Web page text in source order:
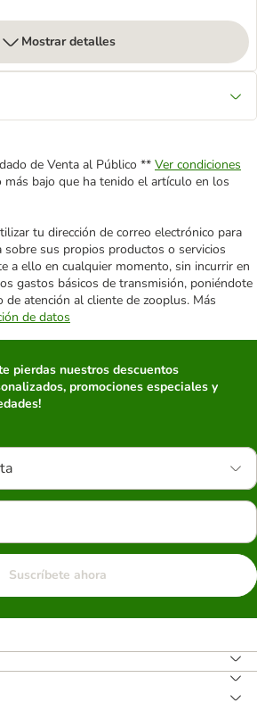
Mostrar detalles
de Venta al Público ** Ver condiciones
bajo que ha tenido el artículo en los
tu dirección de correo electrónico para
sobre sus propios productos o servicios
a ello en cualquier momento, sin incurrir en
gastos básicos de transmisión, poniéndote
de atención al cliente de zooplus. Más
de datos
pierdas nuestros descuentos
promociones especiales y
Suscríbete ahora